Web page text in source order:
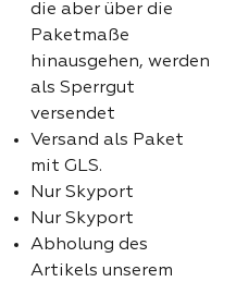
die aber über die
Paketmaße
hinausgehen, werden
als Sperrgut
versendet
Versand als Paket
mit GLS.
Nur Skyport
Nur Skyport
Abholung des
Artikels unserem